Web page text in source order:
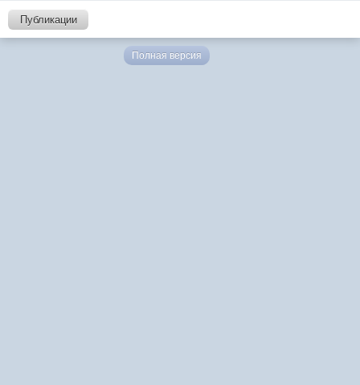
Публикации
Полная версия